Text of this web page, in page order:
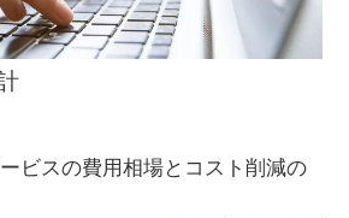
ビスの費用相場とコスト削減の